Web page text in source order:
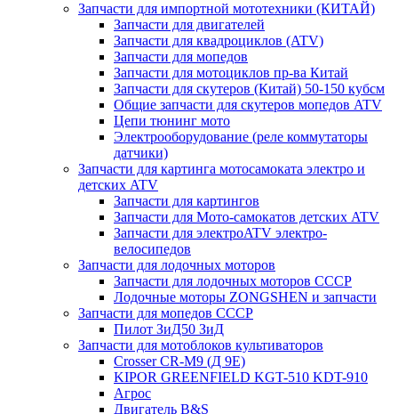
Запчасти для импортной мототехники (КИТАЙ)
Запчасти для двигателей
Запчасти для квадроциклов (ATV)
Запчасти для мопедов
Запчасти для мотоциклов пр-ва Китай
Запчасти для скутеров (Китай) 50-150 кубсм
Общие запчасти для скутеров мопедов ATV
Цепи тюнинг мото
Электрооборудование (реле коммутаторы
датчики)
Запчасти для картинга мотосамоката электро и
детских ATV
Запчасти для картингов
Запчасти для Мото-самокатов детских ATV
Запчасти для электроATV электро-
велосипедов
Запчасти для лодочных моторов
Запчасти для лодочных моторов СССР
Лодочные моторы ZONGSHEN и запчасти
Запчасти для мопедов СССР
Пилот ЗиД50 ЗиД
Запчасти для мотоблоков культиваторов
Crosser CR-M9 (Д 9Е)
KIPOR GREENFIELD KGT-510 KDT-910
Агрос
Двигатель B&S